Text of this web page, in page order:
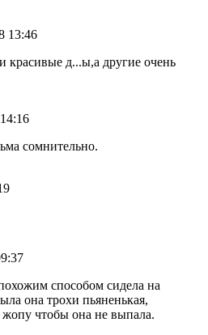
13:46
красивые д...ы,а другие очень
сомнительно.
способом сидела на
она трохи пьяненькая,
жопу чтобы она не выпала.